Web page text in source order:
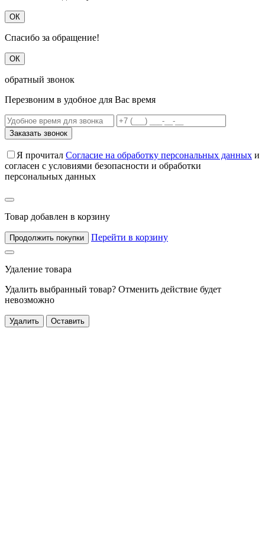
ОК
Спасибо за обращение!
ОК
обратный звонок
Перезвоним в удобное для Вас время
Заказать звонок
Я прочитал Согласие на обработку персональных данных и
согласен с условиями безопасности и обработки
персональных данных
Товар добавлен в корзину
Продолжить покупки Перейти в корзину
Удаление товара
Удалить выбранный товар? Отменить действие будет
невозможно
Удалить Оставить